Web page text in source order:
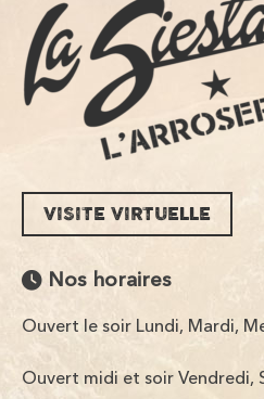
VISITE VIRTUELLE
Nos horaires
Ouvert le soir Lundi, Mardi,
Ouvert midi et soir Vendredi,